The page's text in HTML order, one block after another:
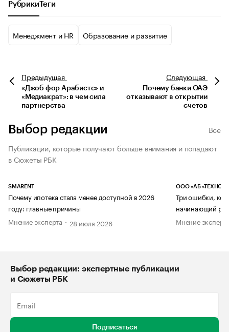
Рубрики Теги
Менеджмент и HR Образование и развитие
Предыдущая
«Джоб фор Арабистс» и
«Медиакрат»: в чем сила
партнерства
Следующая
Почему банки ОАЭ
отказывают в открытии
счетов
Выбор редакции
Все
Публикации, которые получают больше внимания и попадают
в Сюжеты РБК
SMARENT
Почему ипотека стала менее доступной в 2026
году: главные причины
Мнение эксперта
28 июля 2026
ООО «АБ
Три ошибки,
начинающий
Мнение
Выбор редакции: экспертные публикации
и Сюжеты РБК
Подписаться